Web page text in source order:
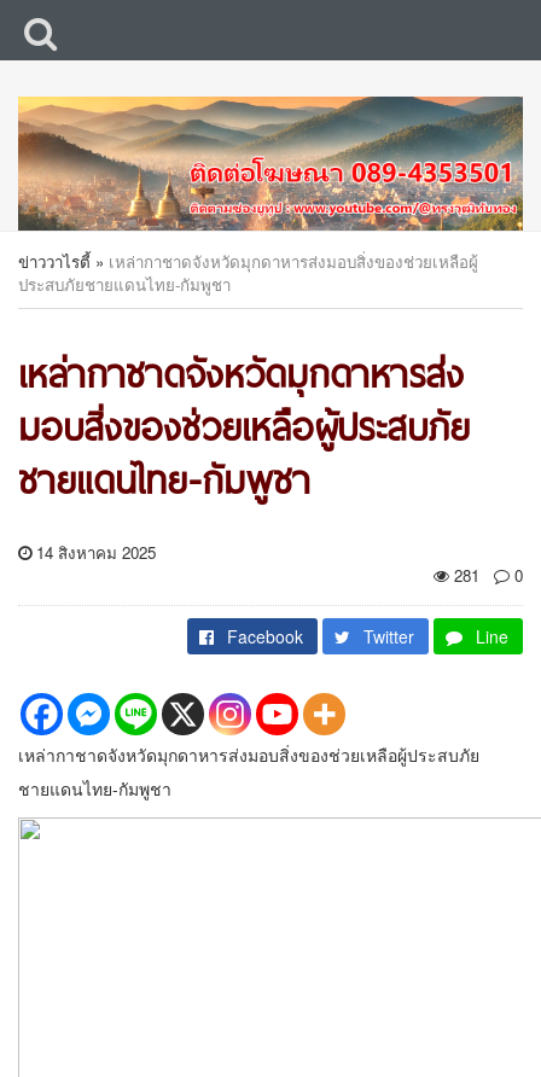
ข่าววาไรตี้ » เหล่ากาชาดจังหวัดมุกดาหารส่งมอบสิ่งของช่วยเหลือผู้
ประสบภัยชายแดนไทย-กัมพูชา
เหล่ากาชาดจังหวัดมุกดาหารส่ง
มอบสิ่งของช่วยเหลือผู้ประสบภัย
ชายแดนไทย-กัมพูชา
14 สิงหาคม 2025
281
0
Facebook Twitter Line
เหล่ากาชาดจังหวัดมุกดาหารส่งมอบสิ่งของช่วยเหลือผู้ประสบภัย
ชายแดนไทย-กัมพูชา